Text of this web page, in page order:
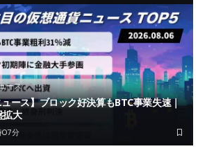
ース
ース】ブロック好決算もBTC事業失速｜
拡大
分